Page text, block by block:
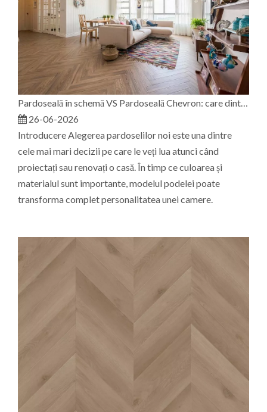
26-06-2026
Introducere Alegerea pardoselilor noi este una dintre
cele mai mari decizii pe care le veți lua atunci când
proiectați sau renovați o casă. În timp ce culoarea și
materialul sunt importante, modelul podelei poate
transforma complet personalitatea unei camere.